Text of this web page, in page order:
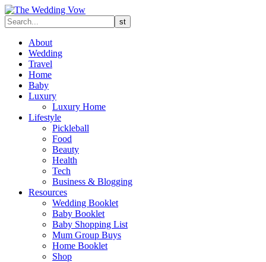
About
Wedding
Travel
Home
Baby
Luxury
Luxury Home
Lifestyle
Pickleball
Food
Beauty
Health
Tech
Business & Blogging
Resources
Wedding Booklet
Baby Booklet
Baby Shopping List
Mum Group Buys
Home Booklet
Shop